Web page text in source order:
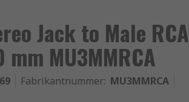
Jack to Male RCA
MU3MMRCA
Fabrikantnummer: MU3MMRCA